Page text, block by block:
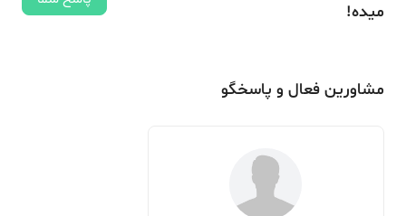
میده!
مشاورین فعال و پاسخگو